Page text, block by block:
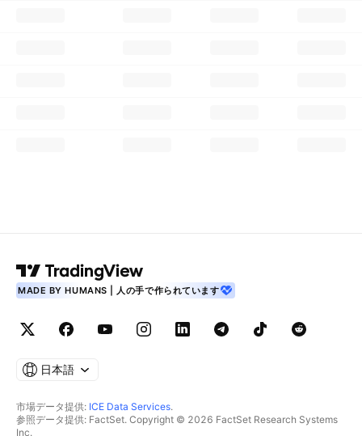
MADE BY HUMANS | 人の手で作られています
日本語
市場データ提供: ICE Data Services.
参照データ提供: FactSet. Copyright © 2026 FactSet Research Systems
Inc.